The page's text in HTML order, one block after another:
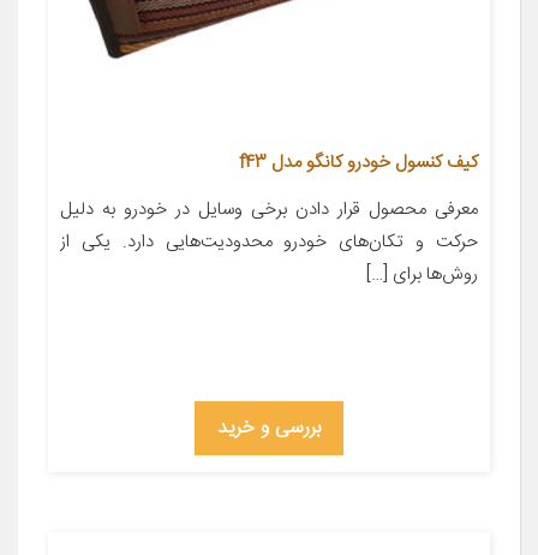
کیف کنسول خودرو کانگو مدل f43
معرفی محصول قرار دادن برخی وسایل در خودرو به دلیل
حرکت و تکان‌های خودرو محدودیت‌هایی دارد. یکی از
روش‌ها برای […]
بررسی و خرید